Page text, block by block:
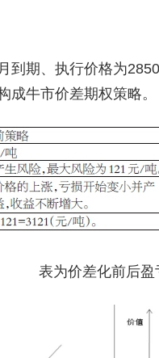
到期、执行价格为
成牛市价差期权策略。
表为价差化前后盈